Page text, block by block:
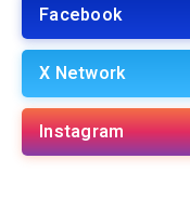
Facebook
X Network
Instagram